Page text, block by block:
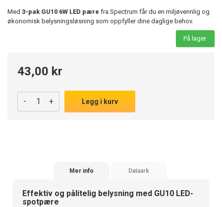
Med 3-pak GU10 6W LED pære fra Spectrum får du en miljøvennlig og
økonomisk belysningsløsning som oppfyller dine daglige behov.
På lager.
43,00 kr
- + Legg i kurv
Mer info Dataark
Effektiv og pålitelig belysning med GU10 LED-
spotpære